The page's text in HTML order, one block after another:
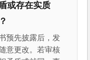
或存在实质
预先披露后，发
意更改。若审核